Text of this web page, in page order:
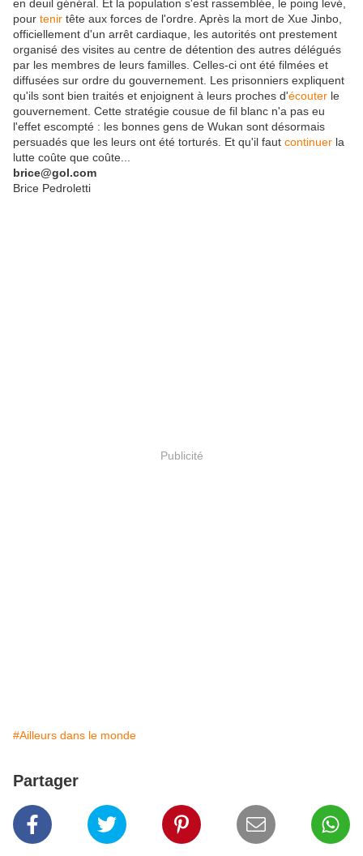
en deuil général. Et la population s'est rassemblée, le poing levé,
pour tenir tête aux forces de l'ordre. Après la mort de Xue Jinbo,
officiellement d'un arrêt cardiaque, les autorités ont prestement
organisé des visites au centre de détention des autres délégués
par les membres de leurs familles. Celles-ci ont été filmées et
diffusées sur ordre du gouvernement. Les prisonniers expliquent
qu'ils sont bien traités et enjoignent à leurs proches d'écouter le
gouvernement. Cette stratégie cousue de fil blanc n'a pas eu
l'effet escompté : les bonnes gens de Wukan sont désormais
persuadés que les leurs ont été torturés. Et qu'il faut continuer la
lutte coûte que coûte...
brice@gol.com
Brice Pedroletti
Publicité
#Ailleurs dans le monde
Partager